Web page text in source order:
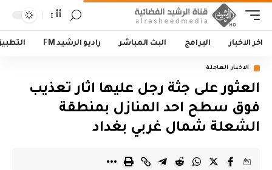
أأ
اخر الاخبار البرامج البث المباشر راديو الرشيد FM
الاخبار العاجلة
العثور على جثة رجل عليها اثار تعذيب
فوق سطح احد المنازل بمنطقة
الشعلة شمال غربي بغداد